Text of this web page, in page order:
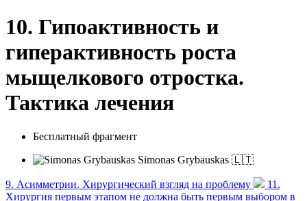
10. Гипоактивность и
гиперактивность роста
мыщелкового отростка.
Тактика лечения
Бесплатный фрагмент
Simonas Grybauskas 🇱🇹
9. Асимметрии. Хирургический взгляд на проблему
11.
Хирургия первым этапом не должна быть первым выбором в